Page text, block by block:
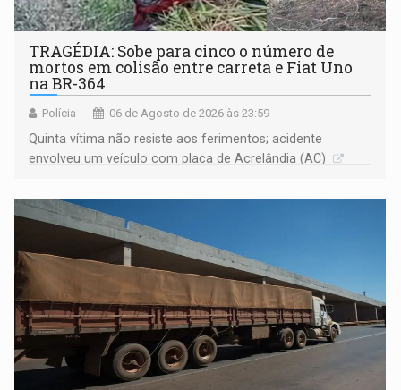
TRAGÉDIA: Sobe para cinco o número de
mortos em colisão entre carreta e Fiat Uno
na BR-364
Polícia 06 de Agosto de 2026 às 23:59
Quinta vítima não resiste aos ferimentos; acidente
envolveu um veículo com placa de Acrelândia (AC)